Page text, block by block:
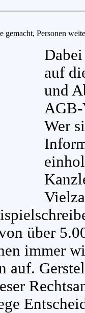
Personen
auf
und
Wer
über
immer
auf.